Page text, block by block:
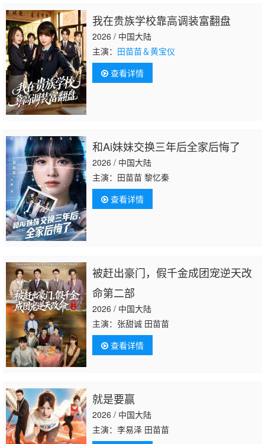
我在贵族学校靠高调装富翻盘
2026 / 中国大陆
主演： 田苗苗＆黄宝仪
查看详情
和Ai妹妹交换三年后全家后悔了
2026 / 中国大陆
主演：田苗苗 黎忆秦
查看详情
被赶出豪门，假千金成团宠逆天改
命第二部
2026 / 中国大陆
主演：张甜诚 田苗苗
查看详情
就是要赢
2026 / 中国大陆
主演：李易泽 田苗苗